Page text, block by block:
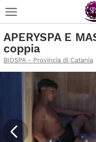
APERYSPA E
coppia
BIOSPA - Provincia di Catania